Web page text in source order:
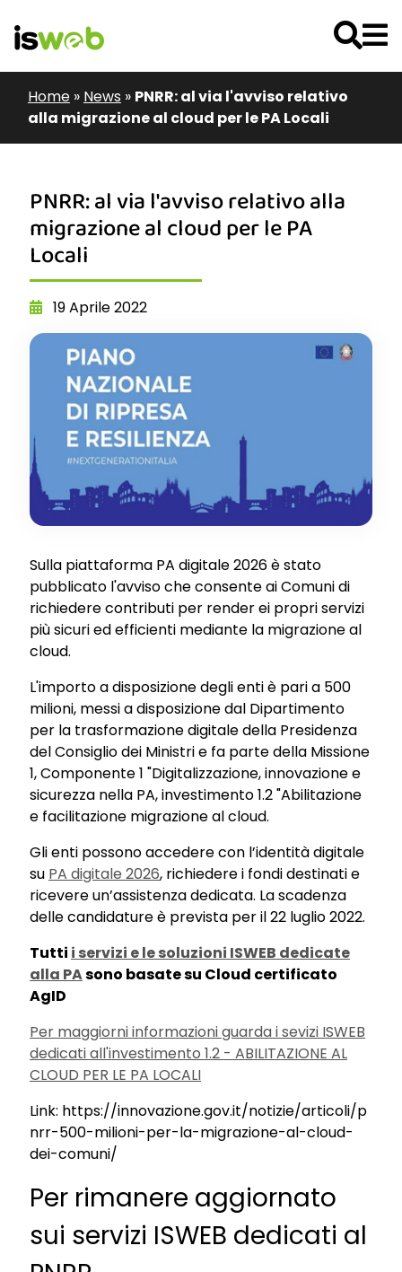
Home » News » PNRR: al via l'avviso relativo
alla migrazione al cloud per le PA Locali
PNRR: al via l'avviso relativo alla
migrazione al cloud per le PA
Locali
19 Aprile 2022
Sulla piattaforma PA digitale 2026 è stato
pubblicato l'avviso che consente ai Comuni di
richiedere contributi per render ei propri servizi
più sicuri ed efficienti mediante la migrazione al
cloud.
L'importo a disposizione degli enti è pari a 500
milioni, messi a disposizione dal Dipartimento
per la trasformazione digitale della Presidenza
del Consiglio dei Ministri e fa parte della Missione
1, Componente 1 "Digitalizzazione, innovazione e
sicurezza nella PA, investimento 1.2 "Abilitazione
e facilitazione migrazione al cloud.
Gli enti possono accedere con l’identità digitale
su PA digitale 2026, richiedere i fondi destinati e
ricevere un’assistenza dedicata. La scadenza
delle candidature è prevista per il 22 luglio 2022.
Tutti i servizi e le soluzioni ISWEB dedicate
alla PAsono basate su Cloud certificato
AgID
Per maggiorni informazioni guarda i sevizi ISWEB
dedicati all'investimento 1.2 - ABILITAZIONE AL
CLOUD PER LE PA LOCALI
Link: https://innovazione.gov.it/notizie/articoli/p
nrr-500-milioni-per-la-migrazione-al-cloud-
dei-comuni/
Per rimanere aggiornato
sui servizi ISWEB dedicati al